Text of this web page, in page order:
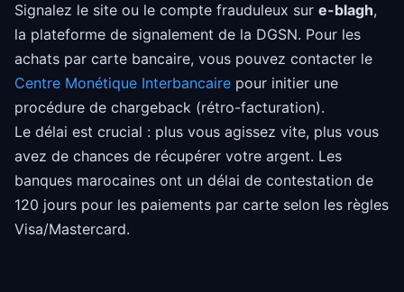
Signalez le site ou le compte frauduleux sur e-blagh,
la plateforme de signalement de la DGSN. Pour les
achats par carte bancaire, vous pouvez contacter le
Centre Monétique Interbancaire pour initier une
procédure de chargeback (rétro-facturation).
Le délai est crucial : plus vous agissez vite, plus vous
avez de chances de récupérer votre argent. Les
banques marocaines ont un délai de contestation de
120 jours pour les paiements par carte selon les règles
Visa/Mastercard.